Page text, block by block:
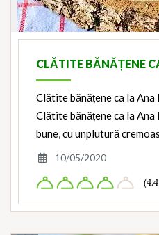
CLĂTITE BĂNĂȚENE
Clătite bănățene ca la
Clătite bănățene ca la
bune, cu unplutură
10/05/2020